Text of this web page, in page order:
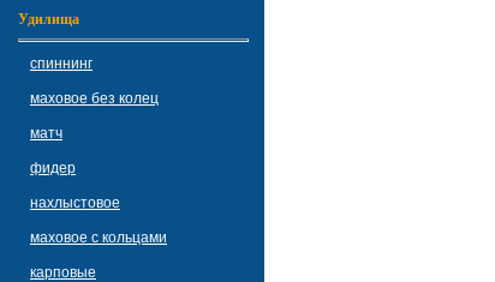
Удилища
спиннинг
маховое без колец
матч
фидер
нахлыстовое
маховое с кольцами
карповые